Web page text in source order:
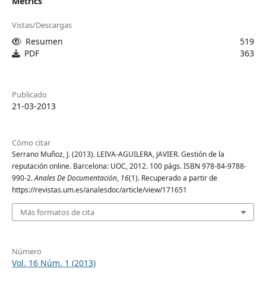
Vistas/Descargas
Resumen
519
PDF
363
Publicado
21-03-2013
Cómo citar
Serrano Muñoz, J. (2013). LEIVA-AGUILERA, JAVIER. Gestión de la
reputación online. Barcelona: UOC, 2012. 100 págs. ISBN 978-84-9788-
990-2.Anales De Documentación, 16(1). Recuperado a partir de
https://revistas.um.es/analesdoc/article/view/171651
Más formatos de cita
Número
Vol. 16 Núm. 1 (2013)